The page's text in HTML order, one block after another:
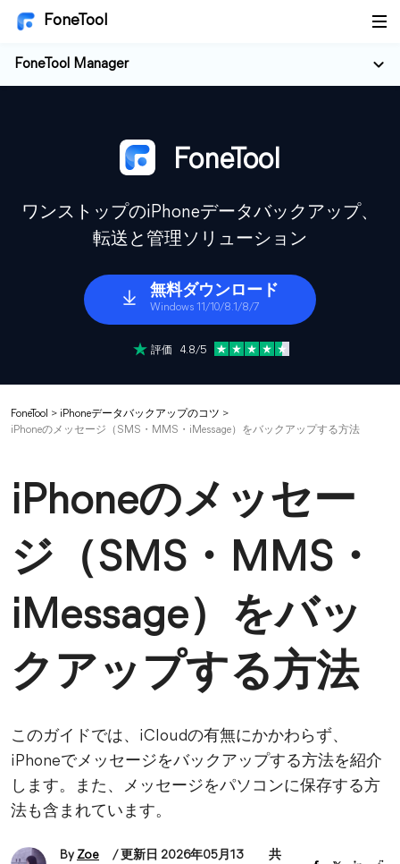
FoneTool
FoneTool Manager
FoneTool
ワンストップのiPhoneデータバックアップ、
転送と管理ソリューション
無料ダウンロード
Windows 11/10/8.1/8/7
評価 4.8/5
FoneTool > iPhoneデータバックアップのコツ >
iPhoneのメッセージ（SMS・MMS・iMessage）をバックアップする方法
iPhoneのメッセー
ジ（SMS・MMS・
iMessage）をバッ
クアップする方法
このガイドでは、iCloudの有無にかかわらず、
iPhoneでメッセージをバックアップする方法を紹介
します。また、メッセージをパソコンに保存する方
法も含まれています。
By Zoe
/ 更新日 2026年05月13
共